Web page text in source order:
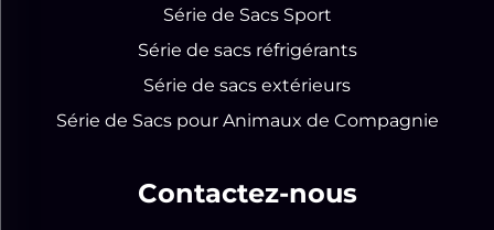
Série de Sacs Sport
Série de sacs réfrigérants
Série de sacs extérieurs
Série de Sacs pour Animaux de Compagnie
Contactez-nous